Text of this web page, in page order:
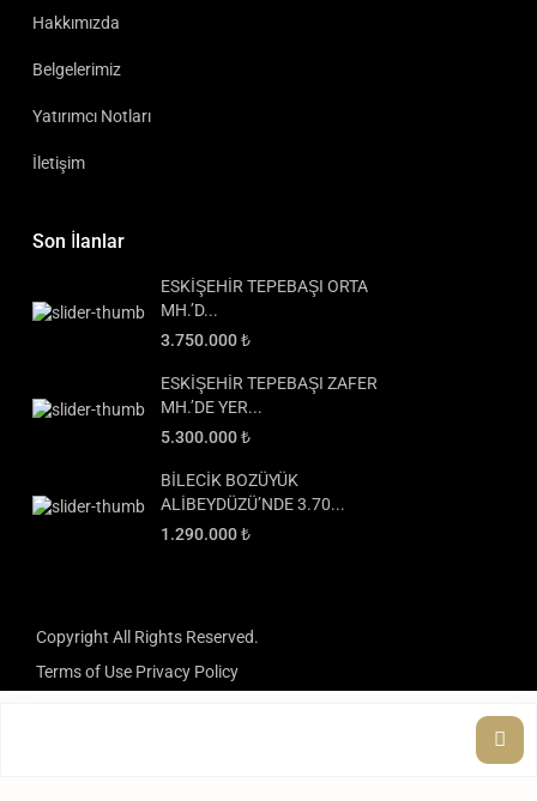
Hakkımızda
Belgelerimiz
Yatırımcı Notları
İletişim
Son İlanlar
ESKİŞEHİR TEPEBAŞI ORTA
MH.’D...
3.750.000 ₺
ESKİŞEHİR TEPEBAŞI ZAFER
MH.’DE YER...
5.300.000 ₺
BİLECİK BOZÜYÜK
ALİBEYDÜZÜ’NDE 3.70...
1.290.000 ₺
Copyright All Rights Reserved.
Terms of Use Privacy Policy